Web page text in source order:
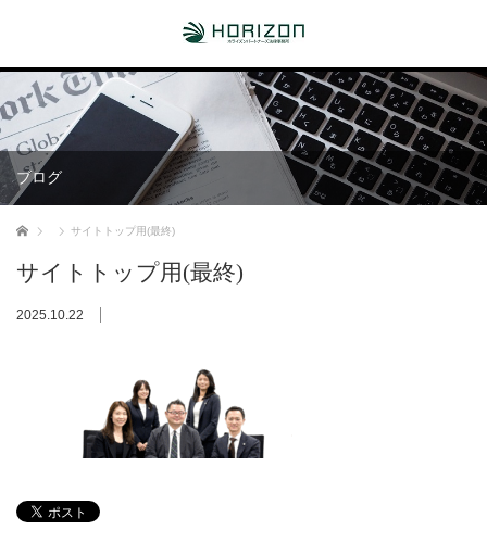
ブログ
ホーム サイトトップ用(最終)
サイトトップ用(最終)
2025.10.22